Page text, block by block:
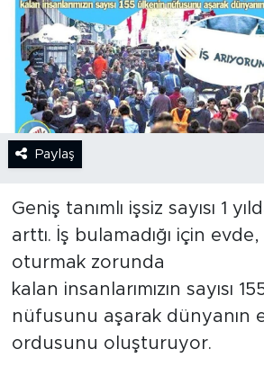
Paylaş
Geniş tanımlı işsiz sayısı 1
arttı. İş bulamadığı için
oturmak zorunda
kalan insanlarımızın sayısı
nüfusunu aşarak dünyanın
ordusunu oluşturuyor.
NOSTALJİ
KULİS
YAZARLAR
POLİTİKA
EKONOMİ
SPOR